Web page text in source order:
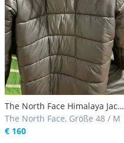
The North Face Himalaya Jacke
Herren
The North Face, Größe 48 / M
€ 160